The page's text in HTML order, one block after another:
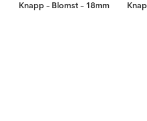
Knapp - Blomst - 18mm